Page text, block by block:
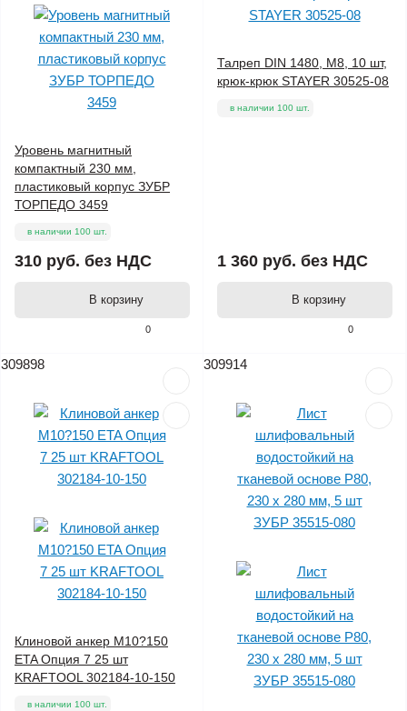
0
Уровень магнитный
компактный 230 мм,
пластиковый корпус ЗУБР
ТОРПЕДО 3459
в наличии 100 шт.
310 руб. без НДС
В корзину
0
Талреп DIN 1480, М8, 10 шт,
крюк-крюк STAYER 30525-08
в наличии 100 шт.
1 360 руб. без НДС
В корзину
309898
Клиновой анкер М10?150
ETA Опция 7 25 шт
KRAFTOOL 302184-10-150
в наличии 100 шт.
309914